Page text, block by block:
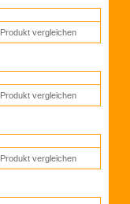
Produkt vergleichen
Produkt vergleichen
Produkt vergleichen